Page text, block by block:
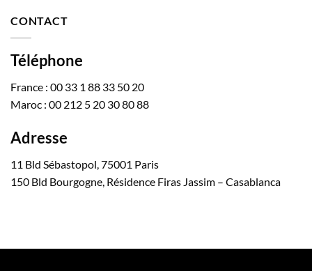
CONTACT
Téléphone
France : 00 33 1 88 33 50 20
Maroc : 00 212 5 20 30 80 88
Adresse
11 Bld Sébastopol, 75001 Paris
150 Bld Bourgogne, Résidence Firas Jassim – Casablanca